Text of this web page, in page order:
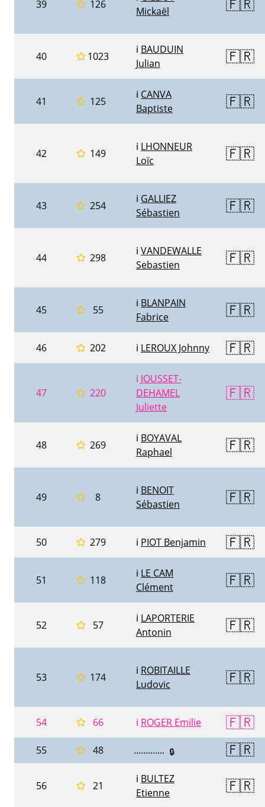
39 126
Mickaël
🇫🇷
40 1023
ℹ️ BAUDUIN
Julian
🇫🇷
41 125
ℹ️ CANVA
Baptiste
🇫🇷
42 149
ℹ️ LHONNEUR
Loïc
🇫🇷
43 254
ℹ️ GALLIEZ
Sébastien
🇫🇷
44 298
ℹ️ VANDEWALLE
Sebastien
🇫🇷
45 55
ℹ️ BLANPAIN
Fabrice
🇫🇷
46 202 ℹ️ LEROUX Johnny 🇫🇷
47 220
ℹ️ JOUSSET-
DEHAMEL
Juliette
🇫🇷
48 269
ℹ️ BOYAVAL
Raphael
🇫🇷
49 8
ℹ️ BENOIT
Sébastien
🇫🇷
50 279 ℹ️ PIOT Benjamin 🇫🇷
51 118
ℹ️ LE CAM
Clément
🇫🇷
52 57
ℹ️ LAPORTERIE
Antonin
🇫🇷
53 174
ℹ️ ROBITAILLE
Ludovic
🇫🇷
54 66 ℹ️ ROGER Emilie 🇫🇷
55 48 ............. 🔒 🇫🇷
56 21
ℹ️ BULTEZ
Etienne
🇫🇷